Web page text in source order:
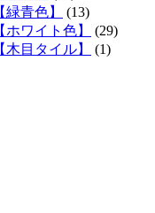
青色】
(13)
ワイト色】
(29)
目タイル】
(1)